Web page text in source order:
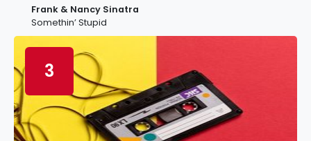
Frank & Nancy Sinatra
Somethin’ Stupid
3